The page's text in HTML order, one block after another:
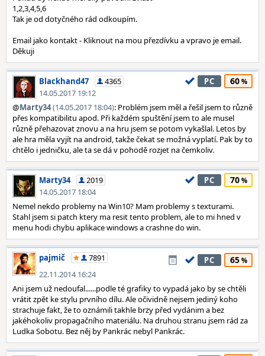
1,2,3,4,5,6
Tak je od dotyčného rád odkoupím.
Email jako kontakt - Kliknout na mou přezdívku a vpravo je email.
Děkuji
Blackhand47
4365
14.05.2017 19:12
PC 60
@Marty34(14.05.2017 18:04): Problém jsem měl a řešil jsem to různě
přes kompatibilitu apod. Při každém spuštění jsem to ale musel
různě přehazovat znovu a na hru jsem se potom vykašlal. Letos by
ale hra měla vyjít na android, takže čekat se možná vyplatí. Pak by to
chtělo i jedničku, ale ta se dá v pohodě rozjet na čemkoliv.
Marty34
2019
14.05.2017 18:04
PC 70
Nemel nekdo problemy na Win10? Mam problemy s texturami.
Stahl jsem si patch ktery ma resit tento problem, ale to mi hned v
menu hodi chybu aplikace windows a crashne do win.
pajmič
7891
22.11.2014 16:24
PC 65
Ani jsem už nedoufal......podle té grafiky to vypadá jako by se chtěli
vrátit zpět ke stylu prvního dílu. Ale očividně nejsem jediný koho
strachuje fakt, že to oznámili takhle brzy před vydánim a bez
jakéhokoliv propagačního materiálu. Na druhou stranu jsem rád za
Ludka Sobotu. Bez něj by Pankrác nebyl Pankrác.